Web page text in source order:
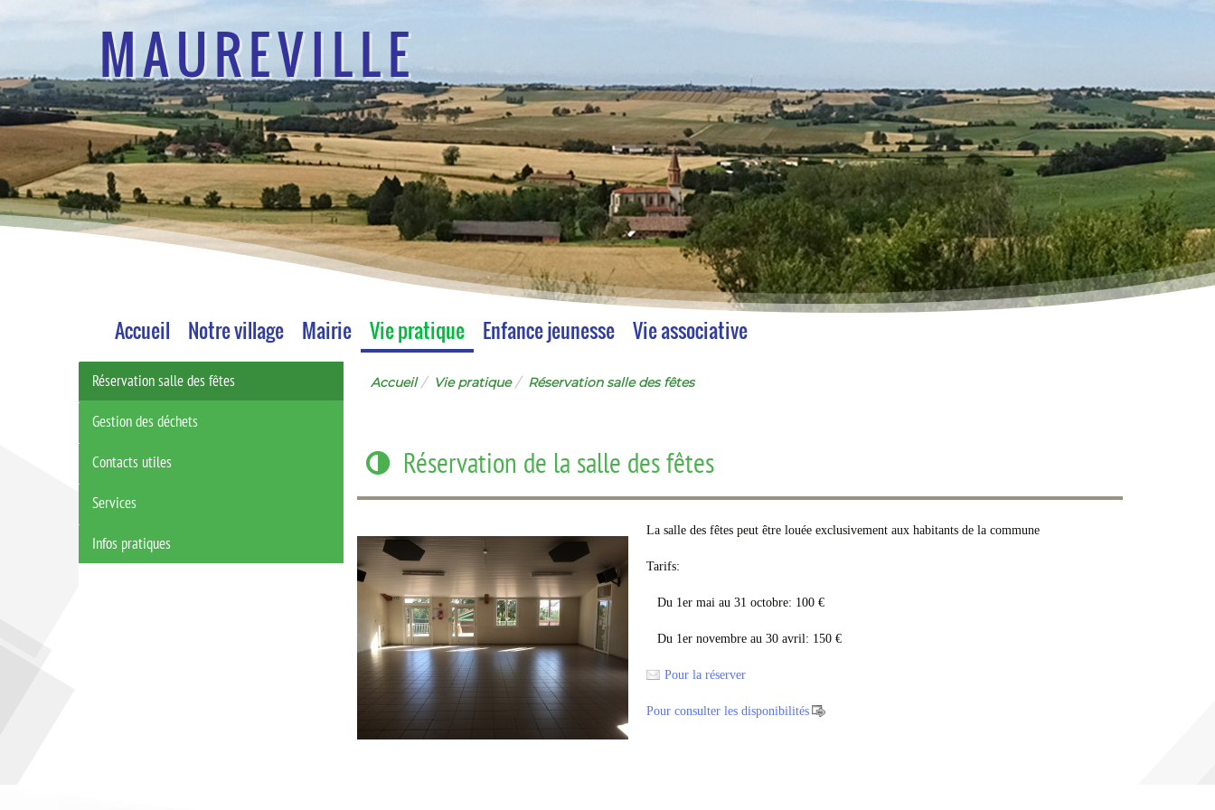
MAUREVILLE
Accueil Notre village Mairie Vie pratique Enfance jeunesse Vie associative
Accueil Vie pratique Réservation salle des fêtes
Réservation de la salle des fêtes
La salle des fêtes peut être louée exclusivement aux habitants de la commune
Tarifs:
Du 1er mai au 31 octobre: 100 €
Du 1er novembre au 30 avril: 150 €
Pour la réserver
Pour consulter les disponibilités
Réservation salle des fêtes
Gestion des déchets
Contacts utiles
Services
Infos pratiques